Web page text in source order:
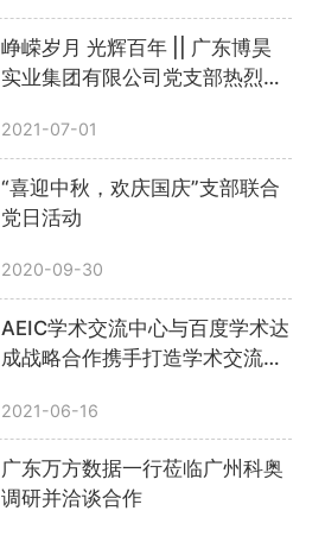
峥嵘岁月 光辉百年 || 广东博昊
实业集团有限公司党支部热烈庆
2021-07-01
“喜迎中秋，欢庆国庆”支部联合
党日活动
2020-09-30
AEIC学术交流中心与百度学术达
成战略合作携手打造学术交流平
2021-06-16
广东万方数据一行莅临广州科奥
调研并洽谈合作